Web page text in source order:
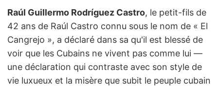
Raúl Guillermo Rodríguez Castro, le petit-fils de
42 ans de Raúl Castro connu sous le nom de « El
Cangrejo », a déclaré dans sa qu'il est blessé de
voir que les Cubains ne vivent pas comme lui —
une déclaration qui contraste avec son style de
vie luxueux et la misère que subit le peuple cubain